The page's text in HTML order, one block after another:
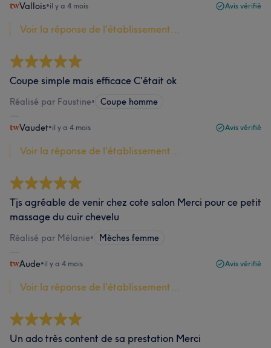
Vallois•il y a 4 mois Avis vérifié
Voir la réponse de l'établissement...
Coupe simple mais efficace C'était ok
Réalisé par Faustine• Coupe homme
Vaudet•il y a 4 mois Avis vérifié
Voir la réponse de l'établissement...
Tjs agréable de venir chez cote salon Merci pour ce petit
massage du cuir chevelu
Réalisé par Mélanie• Mèches femme
Aude•il y a 4 mois Avis vérifié
Voir la réponse de l'établissement...
Un ado très content de sa prestation Merci